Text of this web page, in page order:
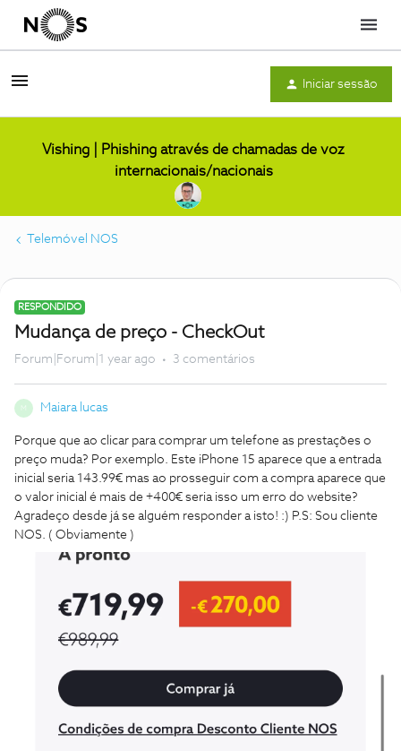
Menu
Iniciar sessão
Vishing | Phishing através de chamadas de voz
internacionais/nacionais
Telemóvel NOS
RESPONDIDO
Mudança de preço - CheckOut
Forum|Forum|1 year ago 3 comentários
M Maiara lucas
Porque que ao clicar para comprar um telefone as prestações o
preço muda? Por exemplo. Este iPhone 15 aparece que a entrada
inicial seria 143.99€ mas ao prosseguir com a compra aparece que
o valor inicial é mais de +400€ seria isso um erro do website?
Agradeço desde já se alguém responder a isto! :) P.S: Sou cliente
NOS. ( Obviamente )